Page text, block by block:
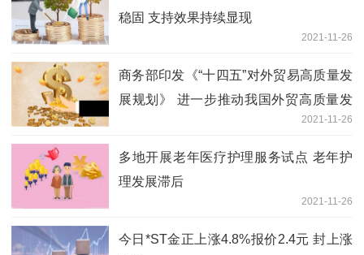
稳固 支持效果持续显现
2021-11-26
商务部印发《“十四五”对外贸易高质量发
展规划》 进一步推动我国外贸高质量发
2021-11-26
多地开展老年医疗护理服务试点 老年护
理发展滞后
2021-11-26
今日*ST金正上涨4.8%报价2.4元 封上涨